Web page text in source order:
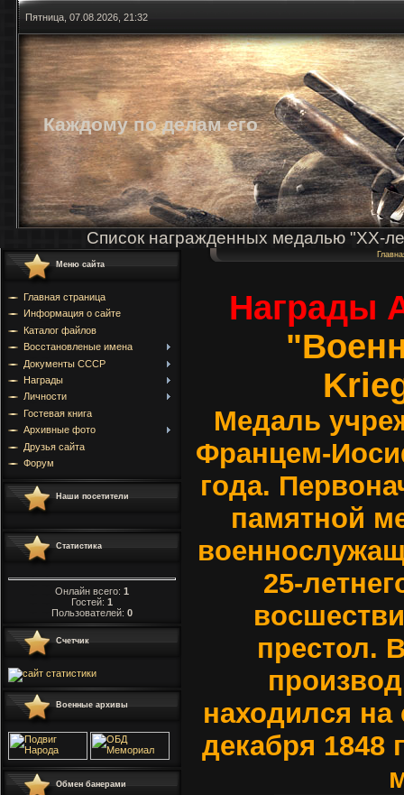
Пятница, 07.08.2026, 21:32
Каждому по делам его
Список награжденных медалью "ХХ-
Меню сайта
Главная страница
Информация о сайте
Каталог файлов
Восстановленые имена
Документы СССР
Награды
Личности
Гостевая книга
Архивные фото
Друзья сайта
Форум
Наши посетители
Статистика
Онлайн всего: 1
Гостей: 1
Пользователей: 0
Счетчик
Военные архивы
Обмен банерами
Награды
Медаль
Францем-
года.
памятной
25-
престол.
находился
декабря 1848